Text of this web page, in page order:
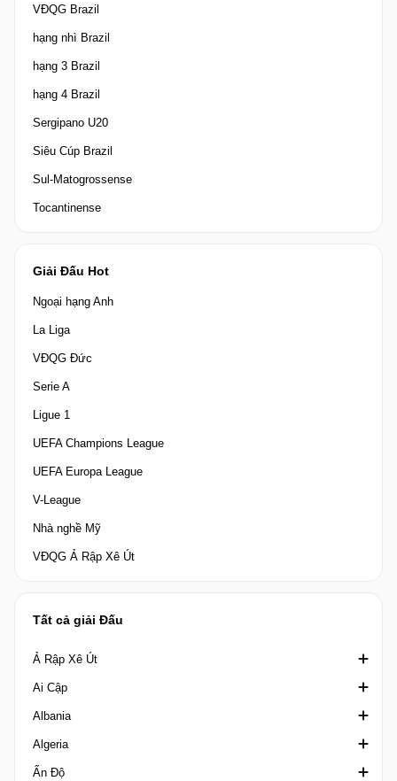
VĐQG Brazil
hạng nhì Brazil
hạng 3 Brazil
hạng 4 Brazil
Sergipano U20
Siêu Cúp Brazil
Sul-Matogrossense
Tocantinense
Giải Đấu Hot
Ngoại hạng Anh
La Liga
VĐQG Đức
Serie A
Ligue 1
UEFA Champions League
UEFA Europa League
V-League
Nhà nghề Mỹ
VĐQG Ả Rập Xê Út
Tất cả giải Đấu
Ả Rập Xê Út
Crown Prince Cup Saudi Arabia
Division 1 Saudi Arabia
King's Cup Saudi Arabia
VĐQG Ả Rập Xê Út
Ai Cập
Cúp quốc gia Ai Cập
Cúp Liên đoàn Ai Cập
Ngoại hạng Ai Cập
Albania
1st Division Albania
2nd Division
Algeria
Coupe de la Ligue Algeria
Ấn Độ